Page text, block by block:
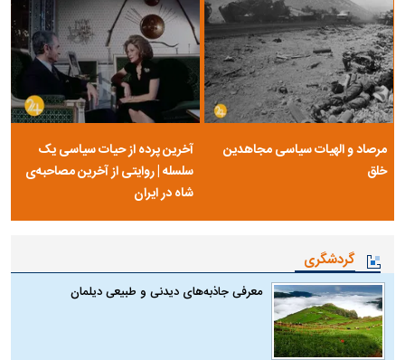
مرصاد و الهیات سیاسی مجاهدین
خلق
آخرین پرده از حیات سیاسی یک
سلسله | روایتی از آخرین مصاحبه‌ی
شاه در ایران
گردشگری
معرفی جاذبه‌های دیدنی و طبیعی دیلمان